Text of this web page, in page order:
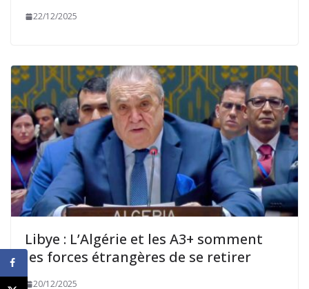
22/12/2025
Libye : L’Algérie et les A3+ somment
les forces étrangères de se retirer
20/12/2025